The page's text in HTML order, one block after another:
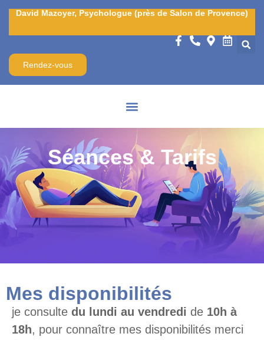
David Mazoyer, Psychologue (près de Salon de Provence)
Rendez-vous
Séances & Tarifs
Mes disponibilités
je consulte du lundi au vendredi de 10h à
18h, pour connaître mes disponibilités merci